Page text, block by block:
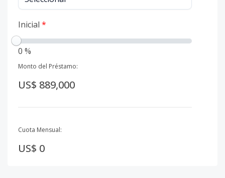
Inicial *
0 %
Monto del Préstamo:
US$ 889,000
Cuota Mensual:
US$ 0